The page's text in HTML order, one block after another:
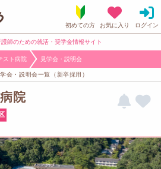
師のための就活・奨学金情報サイト
スト病院 見学会・説明会
会・説明会一覧（新卒採用）
院